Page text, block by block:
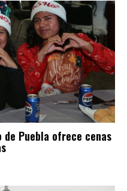
de Puebla ofrece cenas